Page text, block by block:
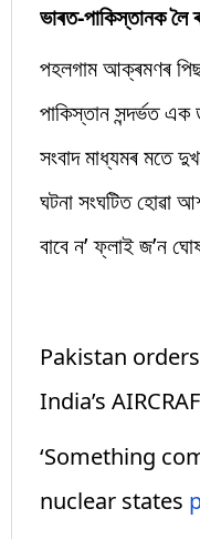
ভাৰত-পাকিস্তানক লৈ
পহলগাম আক্ৰমণৰ
পাকিস্তান সন্দৰ্ভত এক
সংবাদ মাধ্যমৰ মতে
ঘটনা সংঘটিত হোৱা
বাবে ন’ ফ্লাই জ’ন
Pakistan orders
India’s
‘Something
nuclear states